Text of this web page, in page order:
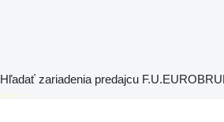
Hľadať zariadenia predajcu
disallow-in-dsa